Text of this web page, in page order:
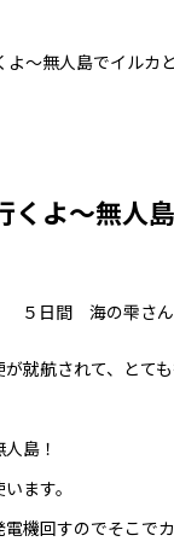
よ～無人島でイルカ
くよ～無人
５日間 海の雫さん
就航されて、とて
島！
ます。
機回すのでそこでカ